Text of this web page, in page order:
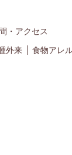
・アクセス
外来 食物アレ